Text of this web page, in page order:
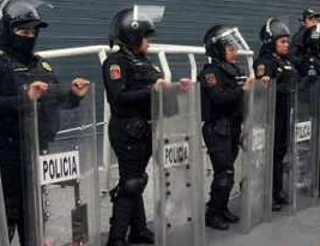
Zacatecas